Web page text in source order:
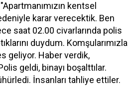
kentsel
karar verecektik. Ben
saat 02.00 civarlarında polis
duydum. Komşularımızla
geliyor. Haber verdik,
geldi, binayı boşalttılar.
İnsanları tahliye ettiler.